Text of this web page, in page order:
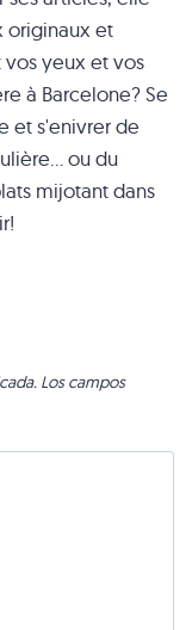
originaux et
yeux et vos
à Barcelone? Se
et s'enivrer de
ou du
mijotant dans
Los campos